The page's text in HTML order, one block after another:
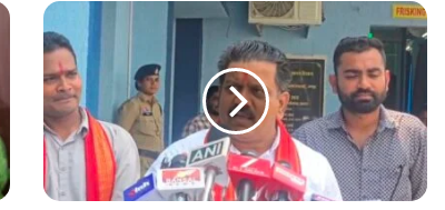
नेतानार
सुरक्षा
केंद्र
अब
बनेगा
जनसुविधा
केंद्र,
केंद्रीय
गृह